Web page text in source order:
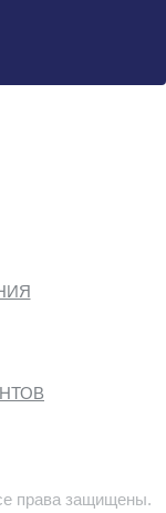
права защищены.